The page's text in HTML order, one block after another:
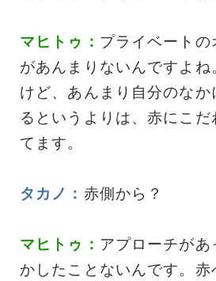
マヒトゥ： プライベート
があんまりないんですよ
けど、あんまり自分のな
るというよりは、赤にこだ
てます。
タカノ： 赤側から？
マヒトゥ： アプローチがあ
かしたことないんです。